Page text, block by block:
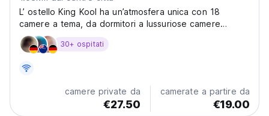
L’ ostello King Kool ha un’atmosfera unica con 18
camere a tema, da dormitori a lussuriose camere
private ed e’ situato nel centro di The Hague. Noi
siamo il primo stabilimento moderno e stiloso nel centro
30+ ospitati
camere private da
€27.50
camerate a partire da
€19.00